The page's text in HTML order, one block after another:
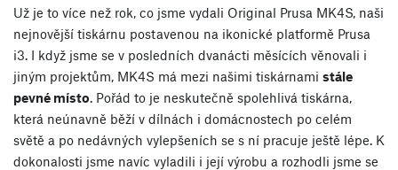
Už je to více než rok, co jsme vydali Original Prusa MK4S, naši
nejnovější tiskárnu postavenou na ikonické platformě Prusa
i3. I když jsme se v posledních dvanácti měsících věnovali i
jiným projektům, MK4S má mezi našimi tiskárnami stále
pevné místo. Pořád to je neskutečně spolehlivá tiskárna,
která neúnavně běží v dílnách i domácnostech po celém
světě a po nedávných vylepšeních se s ní pracuje ještě lépe. K
dokonalosti jsme navíc vyladili i její výrobu a rozhodli jsme se